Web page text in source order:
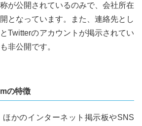
が公開されているのみで、会社所在
となっています。また、連絡先とし
Twitterのアカウントが掲示されてい
非公開です。
の特徴
ほかのインターネット掲示板やSNS